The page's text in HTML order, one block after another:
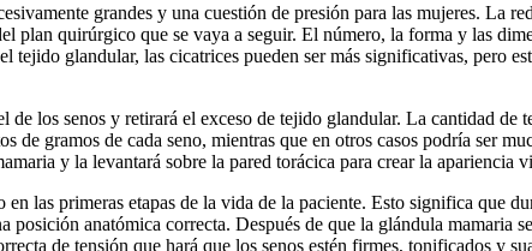
grandes y una cuestión de presión para las mujeres. La
plan quirúrgico que se vaya a seguir. El número, la forma y las
tejido glandular, las cicatrices pueden ser más significativas, pero
los senos y retirará el exceso de tejido glandular. La cantidad
de gramos de cada seno, mientras que en otros casos podría ser
y la levantará sobre la pared torácica para crear la apariencia
en las primeras etapas de la vida de la paciente. Esto significa que
posición anatómica correcta. Después de que la glándula
de tensión que hará que los senos estén firmes, tonificados y